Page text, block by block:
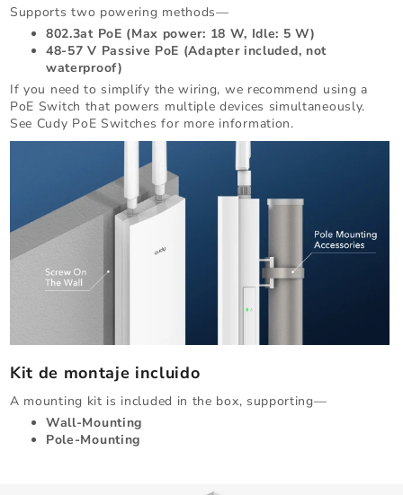
Supports two powering methods—
802.3at PoE (Max power: 18 W, Idle: 5 W)
48-57 V Passive PoE (Adapter included, not
waterproof)
If you need to simplify the wiring, we recommend using a
PoE Switch that powers multiple devices simultaneously.
See Cudy PoE Switches for more information.
Kit de montaje incluido
A mounting kit is included in the box, supporting—
Wall-Mounting
Pole-Mounting